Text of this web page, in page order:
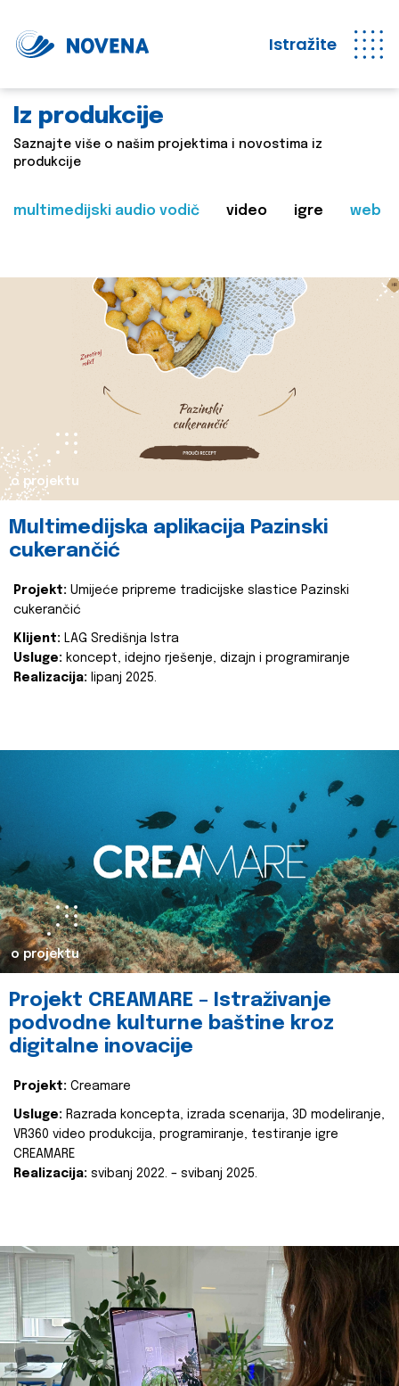
Istražite
Iz produkcije
Saznajte više o našim projektima i novostima iz
produkcije
multimedijski audio vodič video igre web
o projektu
Multimedijska aplikacija Pazinski
cukerančić
Projekt: Umijeće pripreme tradicijske slastice Pazinski
cukerančić
Klijent: LAG Središnja Istra
Usluge: koncept, idejno rješenje, dizajn i programiranje
Realizacija: lipanj 2025.
o projektu
Projekt CREAMARE – Istraživanje
podvodne kulturne baštine kroz
digitalne inovacije
Projekt: Creamare
Usluge: Razrada koncepta, izrada scenarija, 3D modeliranje,
VR360 video produkcija, programiranje, testiranje igre
CREAMARE
Realizacija: svibanj 2022. – svibanj 2025.